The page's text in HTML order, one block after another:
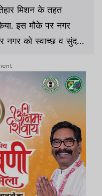
मिशन के तहत
इस मौके पर नगर
नगर को स्वाच्छ व सुंदर